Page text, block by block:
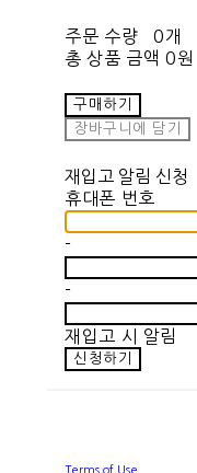
주문 수량
0개
총 상품 금액 0원
구매하기
장바구니에 담기
재입고 알림 신청
휴대폰 번호
-
-
재입고 시 알림
신청하기
Terms of Use